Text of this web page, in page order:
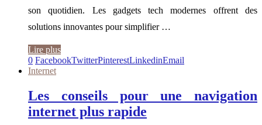
son quotidien. Les gadgets tech modernes offrent des
solutions innovantes pour simplifier …
Lire plus
0 FacebookTwitterPinterestLinkedinEmail
Internet
Les conseils pour une navigation
internet plus rapide